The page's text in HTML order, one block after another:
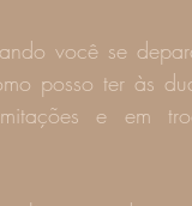
você se
posso ter às
e em